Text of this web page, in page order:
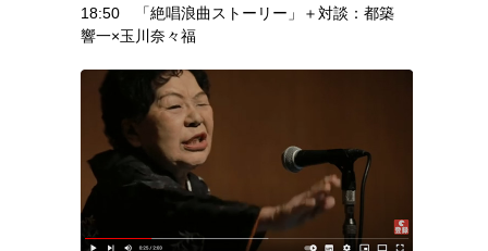
18:50 「絶唱浪曲ストーリー」＋対談：都築
響一×玉川奈々福